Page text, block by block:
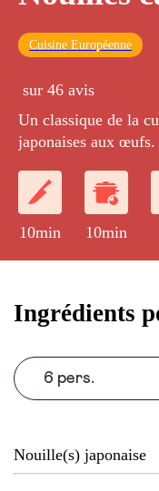
Cuisine Européenne
sur 46 avis
Un classique de la
japonaises aux œufs.
10min 10min
Ingrédients
6 pers.
Nouille(s) japonaise